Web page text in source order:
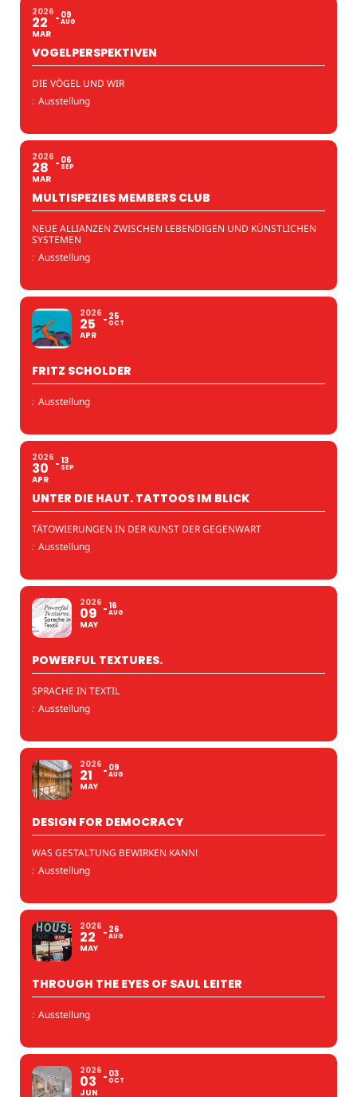
2026
22
MAR
09
AUG
VOGELPERSPEKTIVEN
DIE VÖGEL UND WIR
: Ausstellung
2026
28
MAR
06
SEP
MULTISPEZIES MEMBERS CLUB
NEUE ALLIANZEN ZWISCHEN LEBENDIGEN UND KÜNSTLICHEN
SYSTEMEN
: Ausstellung
2026
25
APR
25
OCT
FRITZ SCHOLDER
: Ausstellung
2026
30
APR
13
SEP
UNTER DIE HAUT. TATTOOS IM BLICK
TÄTOWIERUNGEN IN DER KUNST DER GEGENWART
: Ausstellung
2026
09
MAY
16
AUG
POWERFUL TEXTURES.
SPRACHE IN TEXTIL
: Ausstellung
2026
21
MAY
09
AUG
DESIGN FOR DEMOCRACY
WAS GESTALTUNG BEWIRKEN KANN!
: Ausstellung
2026
22
MAY
26
AUG
THROUGH THE EYES OF SAUL LEITER
: Ausstellung
2026
03
JUN
03
OCT